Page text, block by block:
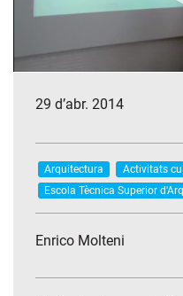
29 d’abr. 2014
Arquitectura
Activitats
Escola Tècnica Superior
Enrico Molteni